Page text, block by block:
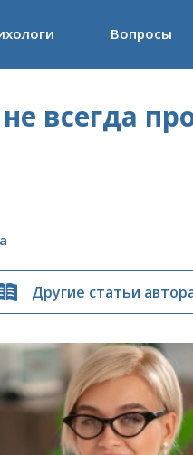
Вопросы
всегда
Другие статьи